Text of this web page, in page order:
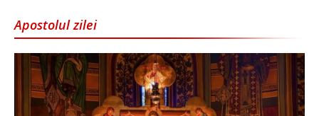
Apostolul zilei